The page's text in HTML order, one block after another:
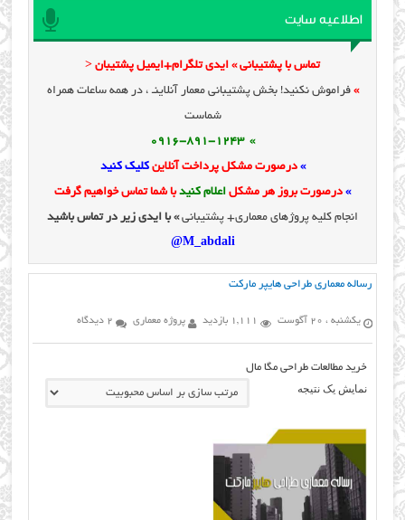
اطلاعیه سایت
تماس با پشتیبانی » ایدی تلگرام+ایمیل پشتیبان <
» فراموش نکنید! بخش پشتیبانی معمار آنلاینـ ، در همه ساعات همراه
شماست
» 0916-891-1243
» درصورت مشکل پرداخت آنلاینکلیک کنید
» درصورت بروز هر مشکل اعلام کنیدبا شما تماس خواهیم گرفت
انجام کلیه پروژهای معماری+ پشتیبانی» با ایدی زیر در تماس باشید
M_abdali@
رساله معماری طراحی هایپر مارکت
یکشنبه ، 20 آگوست 1,111 بازدید پروژه معماری 2 دیدگاه
خرید مطالعات طراحی مگا مال
نمایش یک نتیجه